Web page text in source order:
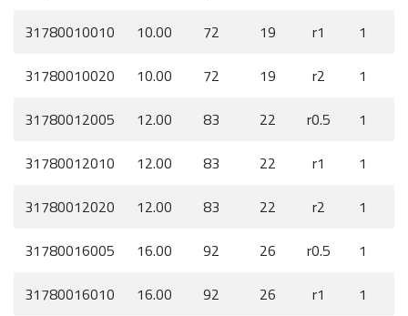
31780010010
10.00 72 19 r1
1
31780010020
10.00 72 19 r2
1
31780012005
12.00 83 22 r0.5
1
31780012010
12.00 83 22 r1
1
31780012020
12.00 83 22 r2
1
31780016005
16.00 92 26 r0.5
1
31780016010
16.00 92 26 r1
1